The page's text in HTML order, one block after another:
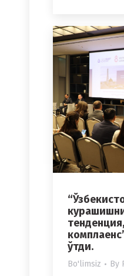
ўтди.
Bo'limsiz By